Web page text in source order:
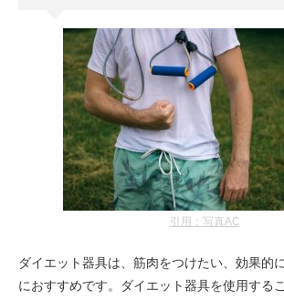
引用：写真AC
ダイエット器具は、筋肉をつけたい、効果的
におすすめです。ダイエット器具を使用する